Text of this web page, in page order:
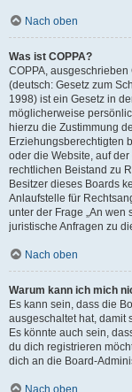
Nach oben
Was ist COPPA?
COPPA, ausgeschrieben
(deutsch: Gesetz zum
1998) ist ein Gesetz in
möglicherweise
hierzu die Zustimmung
Erziehungsberechtigten
oder die Website, auf
rechtlichen Beistand zu
Besitzer dieses Boards
Anlaufstelle für
unter der Frage „An
juristische Anfragen zu
Nach oben
Warum kann ich mich
Es kann sein, dass die
ausgeschaltet hat, damit
Es könnte auch sein,
du dich registrieren
dich an die Board-
Nach oben